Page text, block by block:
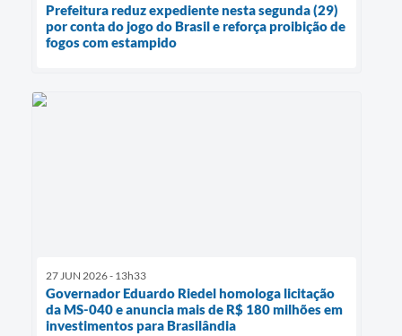
Prefeitura reduz expediente nesta segunda (29)
por conta do jogo do Brasil e reforça proibição de
fogos com estampido
27 JUN 2026 - 13h33
Governador Eduardo Riedel homologa licitação
da MS-040 e anuncia mais de R$ 180 milhões em
investimentos para Brasilândia